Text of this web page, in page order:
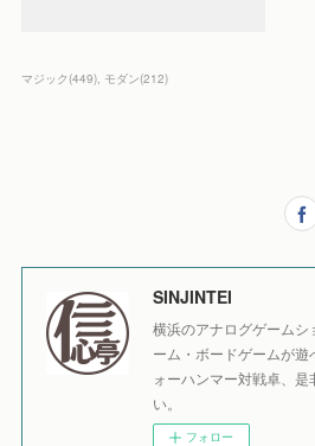
マジック (449) モダン(212)
SINJINTEI
横浜のアナログゲーム
ーム・ボードゲームが
ォーハンマー対戦卓、
い。
フォロー